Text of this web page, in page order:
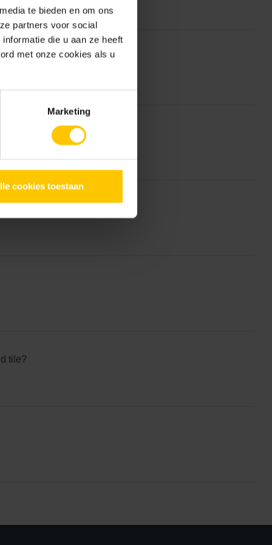
te bieden en om ons
partners voor social
die u aan ze heeft
met onze cookies als u
Marketing
cookies toestaan
tile?